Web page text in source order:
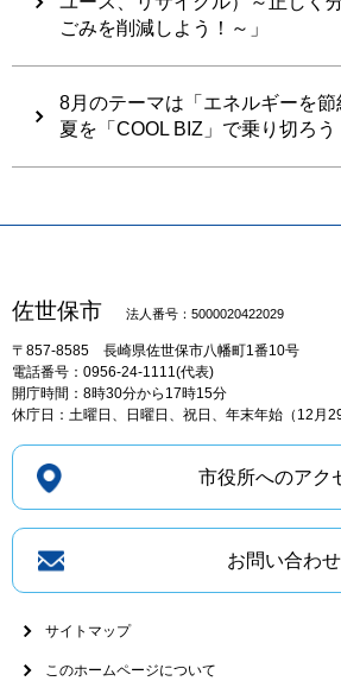
ごみを削減しよう！～」
8月のテーマは「エネルギーを
夏を「COOL BIZ」で乗り切ろう
佐世保市 法人番号：5000020422029
〒857-8585 長崎県佐世保市八幡町1番10号
電話番号：0956-24-1111(代表)
開庁時間：8時30分から17時15分
休庁日：土曜日、日曜日、祝日、年末年始（12月
市役所へのアク
お問い合わせ
サイトマップ
このホームページについて